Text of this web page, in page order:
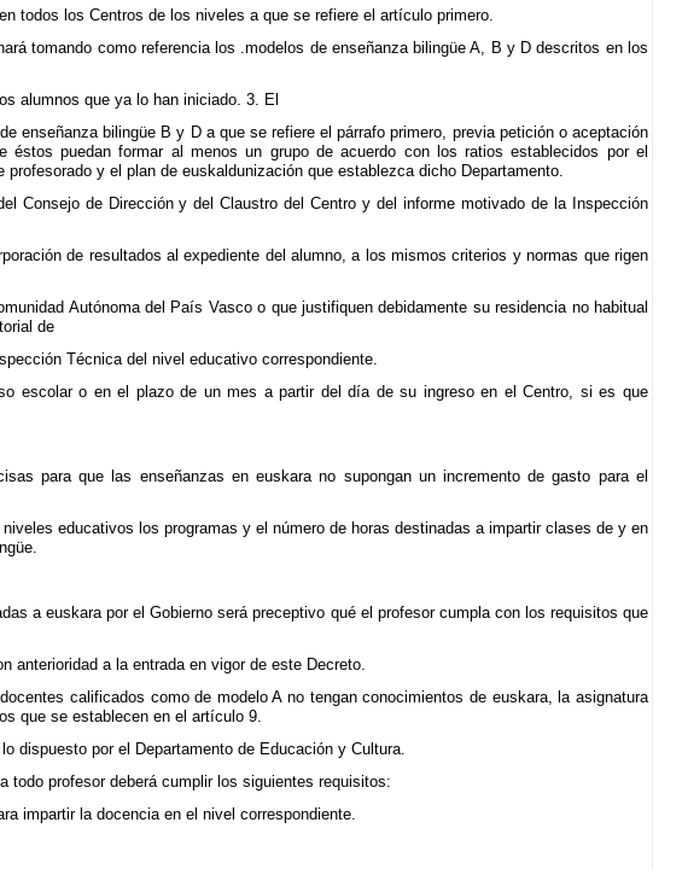
todos los Centros de los niveles a que se refiere el artículo primero.
tomando como referencia los .modelos de enseñanza bilingüe A, B y D descritos en los
alumnos que ya lo han iniciado. 3. El
enseñanza bilingüe B y D a que se refiere el párrafo primero, previa petición o aceptación
puedan formar al menos un grupo de acuerdo con los ratios establecidos por el
y el plan de euskaldunización que establezca dicho Departamento.
Consejo de Dirección y del Claustro del Centro y del informe motivado de la Inspección
de resultados al expediente del alumno, a los mismos criterios y normas que rigen
Autónoma del País Vasco o que justifiquen debidamente su residencia no habitual
de
Técnica del nivel educativo correspondiente.
escolar o en el plazo de un mes a partir del día de su ingreso en el Centro, si es que
para que las enseñanzas en euskara no supongan un incremento de gasto para el
educativos los programas y el número de horas destinadas a impartir clases de y en
a euskara por el Gobierno será preceptivo qué el profesor cumpla con los requisitos que
anterioridad a la entrada en vigor de este Decreto.
calificados como de modelo A no tengan conocimientos de euskara, la asignatura
que se establecen en el artículo 9.
dispuesto por el Departamento de Educación y Cultura.
todo profesor deberá cumplir los siguientes requisitos:
impartir la docencia en el nivel correspondiente.